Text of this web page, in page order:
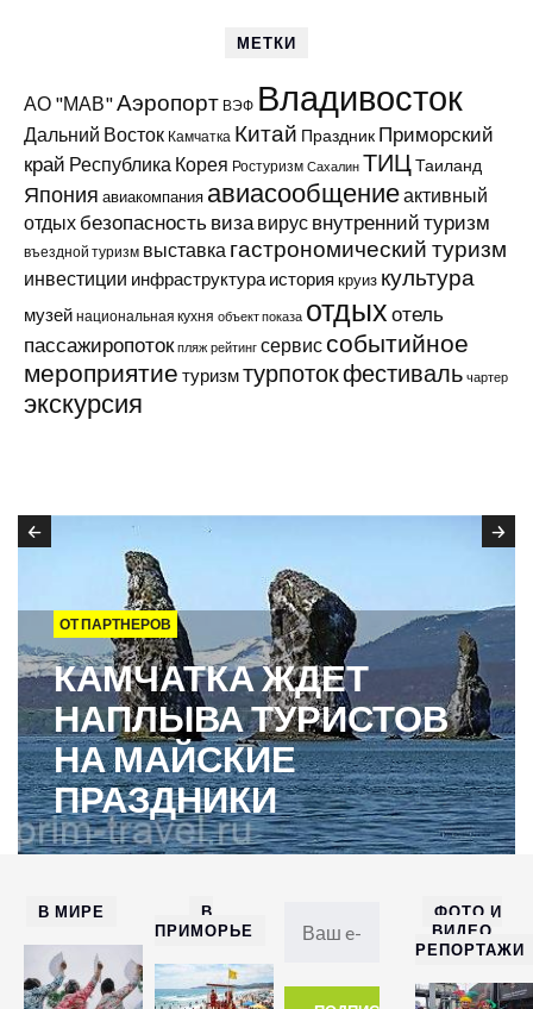
МЕТКИ
АО "МАВ"Аэропорт ВЭФ Владивосток
Дальний Восток Камчатка Китай Праздник Приморский
край Республика Корея Ростуризм Сахалин ТИЦТаиланд
Япония авиакомпания авиасообщениеактивный
отдых безопасность виза вирус внутренний туризм
въездной туризм выставка гастрономический туризм
инвестиции инфраструктура история круиз культура
музей национальная кухня объект показа отдыхотель
пассажиропоток пляж рейтинг сервис событийное
мероприятие туризмтурпотокфестиваль чартер
экскурсия
ОТ ПАРТНЕРОВ
КАМЧАТКА ЖДЕТ
НАПЛЫВА ТУРИСТОВ
НА МАЙСКИЕ
ПРАЗДНИКИ
В МИРЕ
В
ПРИМОРЬЕ
ФОТО И
ВИДЕО
РЕПОРТАЖИ